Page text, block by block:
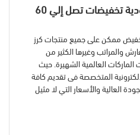
اكواد خصم كرز لنن السعودية تخفيضات تصل إلي 60
ممكن على جميع منتجات كرز
والمراتب وغيرها الكثير من
الماركات العالمية الشهيرة. حيث
المتخصصة فى تقديم كافة
العالية والأسعار التي لا مثيل